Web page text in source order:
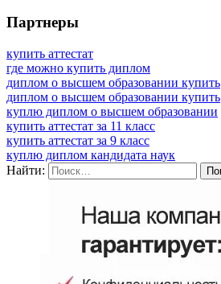
Партнеры
купить аттестат
где можно купить диплом
диплом о высшем образовании купить
диплом о высшем образовании купить
куплю диплом о высшем образовании
купить аттестат за 11 класс
купить аттестат за 9 класс
куплю диплом кандидата наук
Найти: